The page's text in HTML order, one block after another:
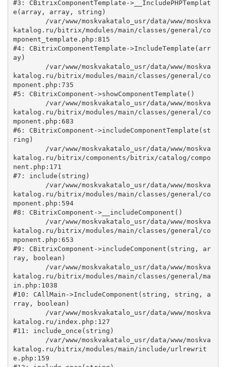
#3: CBitrixComponentTemplate->__IncludePHPTemplat
e(array, array, string)
katalog.ru/bitrix/modules/main/classes/general/co
mponent_template.php:815
#4: CBitrixComponentTemplate->IncludeTemplate(arr
ay)
katalog.ru/bitrix/modules/main/classes/general/co
mponent.php:735
#5: CBitrixComponent->showComponentTemplate()
katalog.ru/bitrix/modules/main/classes/general/co
mponent.php:683
#6: CBitrixComponent->includeComponentTemplate(st
ring)
katalog.ru/bitrix/components/bitrix/catalog/compo
nent.php:171
#7: include(string)
katalog.ru/bitrix/modules/main/classes/general/co
mponent.php:594
#8: CBitrixComponent->__includeComponent()
katalog.ru/bitrix/modules/main/classes/general/co
mponent.php:653
#9: CBitrixComponent->includeComponent(string, ar
ray, boolean)
katalog.ru/bitrix/modules/main/classes/general/ma
in.php:1038
#10: CAllMain->IncludeComponent(string, string, a
rray, boolean)
katalog.ru/index.php:127
#11: include_once(string)
katalog.ru/bitrix/modules/main/include/urlrewrit
e.php:159